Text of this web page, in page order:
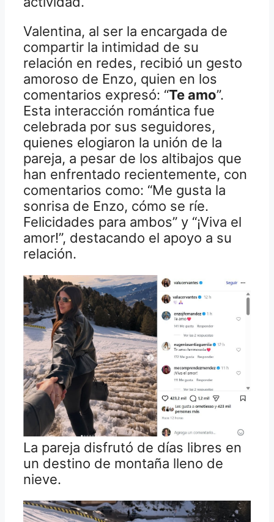
Valentina, al ser la encargada de
compartir la intimidad de su
relación en redes, recibió un gesto
amoroso de Enzo, quien en los
comentarios expresó: “Te amo”.
Esta interacción romántica fue
celebrada por sus seguidores,
quienes elogiaron la unión de la
pareja, a pesar de los altibajos que
han enfrentado recientemente, con
comentarios como: “Me gusta la
sonrisa de Enzo, cómo se ríe.
Felicidades para ambos” y “¡Viva el
amor!”, destacando el apoyo a su
relación.
La pareja disfrutó de días libres en
un destino de montaña lleno de
nieve.